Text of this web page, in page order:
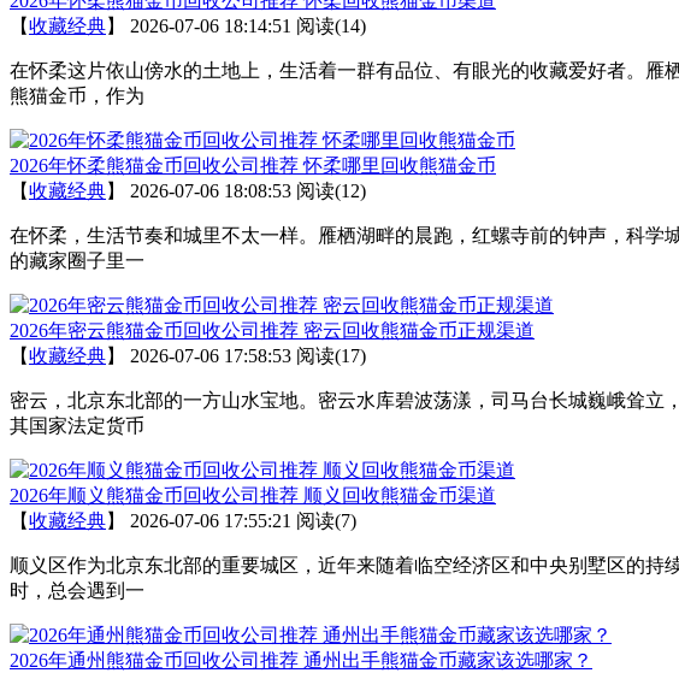
【收藏经典】 2026-07-06 18:14:51 阅读(14)
在怀柔这片依山傍水的土地上，生活着一群有品位、有眼光的收藏爱好者。
熊猫金币，作为
2026年怀柔熊猫金币回收公司推荐 怀柔哪里回收熊猫金币
【收藏经典】 2026-07-06 18:08:53 阅读(12)
在怀柔，生活节奏和城里不太一样。雁栖湖畔的晨跑，红螺寺前的钟声，科
的藏家圈子里一
2026年密云熊猫金币回收公司推荐 密云回收熊猫金币正规渠道
【收藏经典】 2026-07-06 17:58:53 阅读(17)
密云，北京东北部的一方山水宝地。密云水库碧波荡漾，司马台长城巍峨耸
其国家法定货币
2026年顺义熊猫金币回收公司推荐 顺义回收熊猫金币渠道
【收藏经典】 2026-07-06 17:55:21 阅读(7)
顺义区作为北京东北部的重要城区，近年来随着临空经济区和中央别墅区的
时，总会遇到一
2026年通州熊猫金币回收公司推荐 通州出手熊猫金币藏家该选哪家？